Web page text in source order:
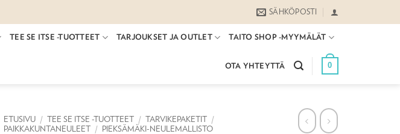
SÄHKÖPOSTI
TEE SE ITSE -TUOTTEET TARJOUKSET JA OUTLET TAITO SHOP -MYYMÄLÄT
OTA YHTEYTTÄ 0
ETUSIVU / TEE SE ITSE -TUOTTEET / TARVIKEPAKETIT /
PAIKKAKUNTANEULEET / PIEKSÄMÄKI-NEULEMALLISTO